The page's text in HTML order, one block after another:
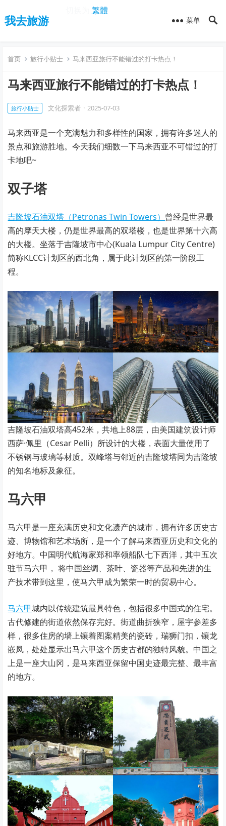
繁體
我去旅游 菜单
首页 旅行小贴士 马来西亚旅行不能错过的打卡热点！
马来西亚旅行不能错过的打卡热点！
旅行小贴士 文化探索者 · 2025-07-03
马来西亚是一个充满魅力和多样性的国家，拥有许多迷人的
景点和旅游胜地。今天我们细数一下马来西亚不可错过的打
卡地吧~
双子塔
吉隆坡石油双塔（Petronas Twin Towers） 曾经是世界最
高的摩天大楼，仍是世界最高的双塔楼，也是世界第十六高
的大楼。坐落于吉隆坡市中心(Kuala Lumpur City Centre)
简称KLCC计划区的西北角，属于此计划区的第一阶段工
程。
吉隆坡石油双塔高452米，共地上88层，由美国建筑设计师
西萨·佩里（Cesar Pelli）所设计的大楼，表面大量使用了
不锈钢与玻璃等材质。双峰塔与邻近的吉隆坡塔同为吉隆坡
的知名地标及象征。
马六甲
马六甲是一座充满历史和文化遗产的城市，拥有许多历史古
迹、博物馆和艺术场所，是一个了解马来西亚历史和文化的
好地方。中国明代航海家郑和率领船队七下西洋，其中五次
驻节马六甲， 将中国丝绸、茶叶、瓷器等产品和先进的生
产技术带到这里，使马六甲成为繁荣一时的贸易中心。
马六甲城内以传统建筑最具特色，包括很多中国式的住宅。
古代修建的街道依然保存完好。街道曲折狭窄，屋宇参差多
样，很多住房的墙上镶着图案精美的瓷砖，瑞狮门扣，镶龙
嵌凤，处处显示出马六甲这个历史古都的独特风貌。中国之
上是一座大山冈，是马来西亚保留中国史迹最完整、最丰富
的地方。